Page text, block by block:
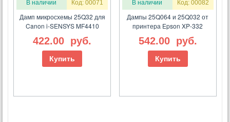
В наличии Код: 00071
Дамп микросхемы 25Q32 для
Canon i-SENSYS MF4410
422.00 руб.
Купить
В наличии Код: 00082
Дампы 25Q064 и 25Q032 от
принтера Epson XP-332
542.00 руб.
Купить